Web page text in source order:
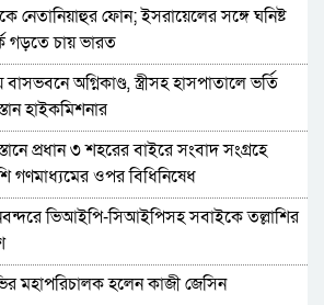
বক্তব্য দেওয়ার সঙ্গে ভারত সরকারের
নেই: রণধীর জয়সোয়াল
২৫০টি অত্যাধুনিক চীনা যুদ্ধযান
করলো পাকিস্তান
কারাগারে আবার দাঙ্গা, পরিস্থিতিতে নিয়ন্ত্রণে
থেকে আসা হিন্দু-বৌদ্ধ-খ্রিস্টানরা
নন: শুভেন্দু
ইরানে ভয়াবহ হামলার প্রস্তুতি নিচ্ছে
নেতানিয়াহুর ফোন; ইসরায়েলের সঙ্গে ঘনিষ্ট
গড়তে চায় ভারত
বাসভবনে অগ্নিকাণ্ড, স্ত্রীসহ হাসপাতালে ভর্তি
হাইকমিশনার
প্রধান ৩ শহরের বাইরে সংবাদ সংগ্রহে
গণমাধ্যমের ওপর বিধিনিষেধ
ভিআইপি-সিআইপিসহ সবাইকে তল্লাশির
মহাপরিচালক হলেন কাজী জেসিন